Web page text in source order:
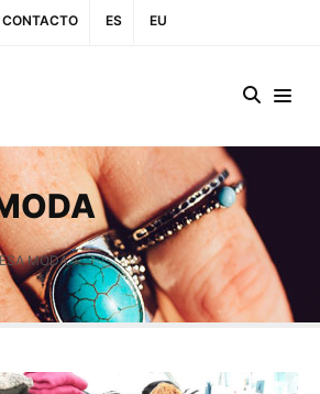
CONTACTO ES EU
MODA